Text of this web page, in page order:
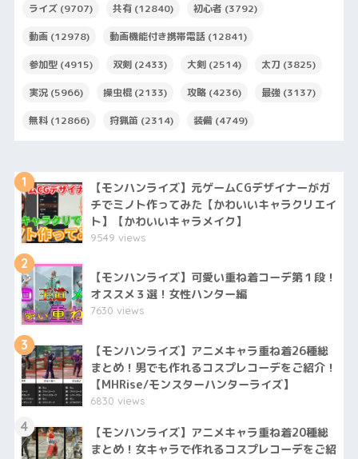
ライズ(9707) 共有(12840) 初心者 (3792)
動画(12978) 動画機能付き携帯電話(12841)
参加型(4915) 双剣(2433) 大剣(2514) 太刀 (3825)
実況(5966) 操虫棍(2133) 攻略(4236) 最強(3137)
無料(12866) 狩猟笛 (2314) 装備(4749)
1
【モンハンライズ】元ゲームCGデザイナーがガ
チでミノト作ってみた【かわいいキャラクリエイ
ト】【かわいいキャラメイク】
9549 views
2
【モンハンライズ】可愛い重ね着コーデ第１段！
オススメ３選！女性ハンター編
7630 views
3
【モンハンライズ】アニメキャラ重ね着26種総
まとめ！男でも作れるコスプレコーデをご紹介！
【MHRise/モンスターハンターライズ】
6830 views
4
【モンハンライズ】アニメキャラ重ね着20種総
まとめ！女キャラで作れるコスプレコーデをご紹